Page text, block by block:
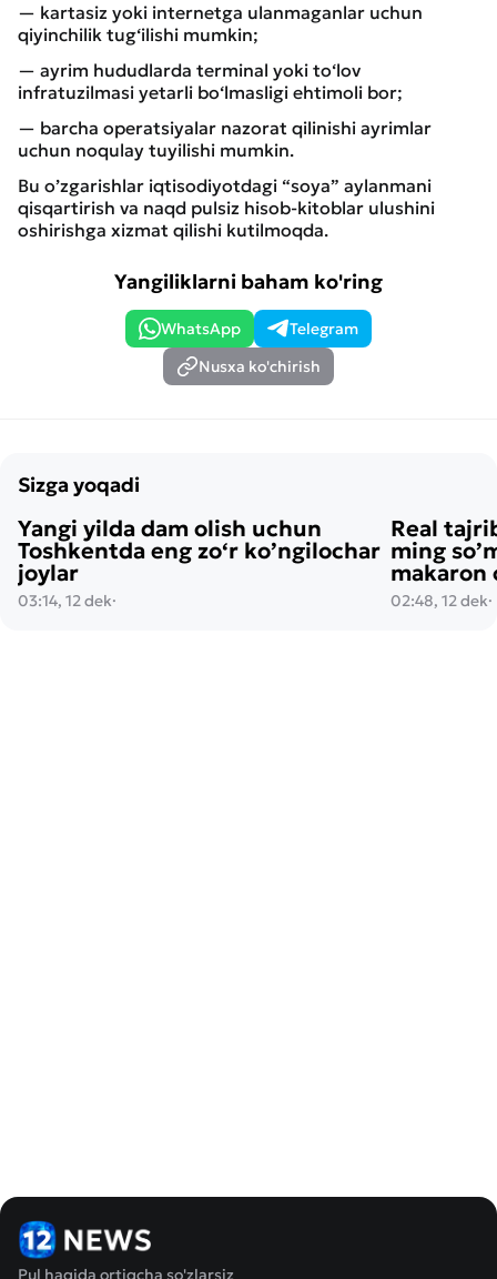
— kartasiz yoki internetga ulanmaganlar uchun
qiyinchilik tug‘ilishi mumkin;
— ayrim hududlarda terminal yoki to‘lov
infratuzilmasi yetarli bo‘lmasligi ehtimoli bor;
— barcha operatsiyalar nazorat qilinishi ayrimlar
uchun noqulay tuyilishi mumkin.
Bu o’zgarishlar iqtisodiyotdagi “soya” aylanmani
qisqartirish va naqd pulsiz hisob-kitoblar ulushini
oshirishga xizmat qilishi kutilmoqda.
Yangiliklarni baham ko'ring
WhatsApp
Telegram
Nusxa ko'chirish
Sizga yoqadi
Yangi yilda dam olish uchun
Toshkentda eng zo‘r ko’ngilochar
joylar
03:14, 12 dek·
Real
ming
makaron
02:48, 12 dek·
Pul haqida ortiqcha so'zlarsiz